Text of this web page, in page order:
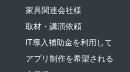
家具関連会社様
取材・講演依頼
IT導入補助金を利用して
アプリ制作を希望される